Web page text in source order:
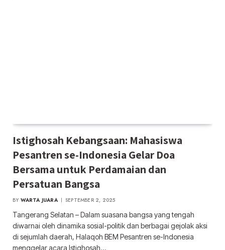
Istighosah Kebangsaan: Mahasiswa
Pesantren se-Indonesia Gelar Doa
Bersama untuk Perdamaian dan
Persatuan Bangsa
BY WARTA JUARA SEPTEMBER 2, 2025
Tangerang Selatan – Dalam suasana bangsa yang tengah
diwarnai oleh dinamika sosial-politik dan berbagai gejolak aksi
di sejumlah daerah, Halaqoh BEM Pesantren se-Indonesia
menggelar acara Istighosah…